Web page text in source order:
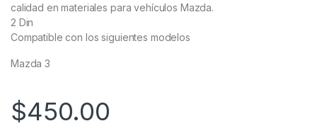
calidad en materiales para vehículos Mazda.
2 Din
Compatible con los siguientes modelos
Mazda 3
$450.00